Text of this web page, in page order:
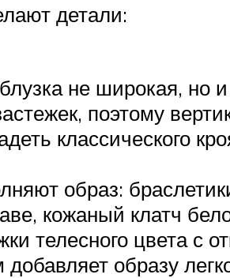
детали:
не широкая, но
поэтому
классического
образ:
кожаный клатч
телесного цвета с
образу